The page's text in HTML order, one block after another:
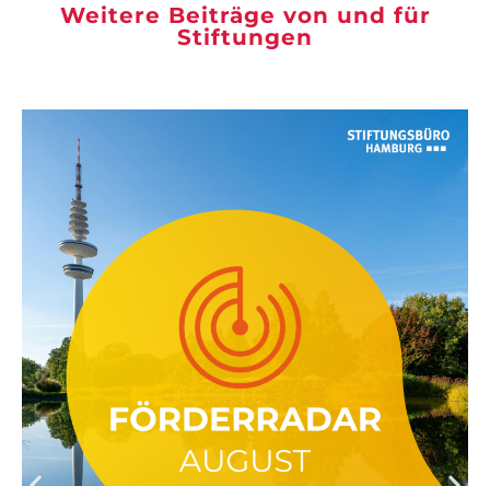
Weitere Beiträge von und für
Stiftungen